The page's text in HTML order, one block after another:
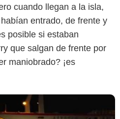
cuando llegan a la isla,
entrado, de frente y
posible si estaban
que salgan de frente por
maniobrado? ¡es